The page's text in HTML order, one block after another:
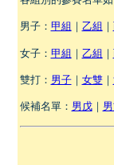
男子： 甲組 ｜ 乙組 ｜
女子： 甲組 ｜ 乙組 ｜
雙打： 男子｜ 女雙｜
候補名單： 男戊｜